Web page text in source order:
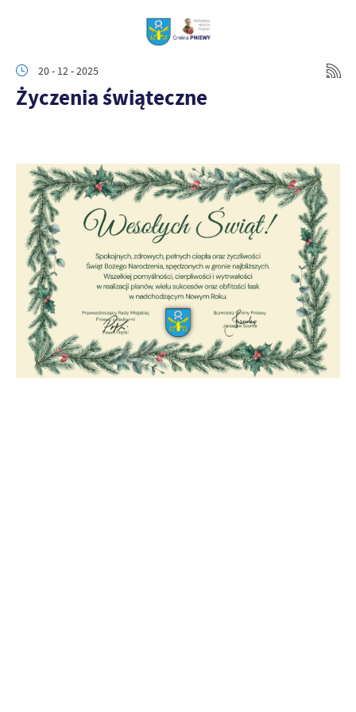
20 - 12 - 2025
Życzenia świąteczne